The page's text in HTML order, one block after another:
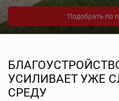
Подобрать по
УСИЛИВАЕТ УЖЕ
СРЕДУ